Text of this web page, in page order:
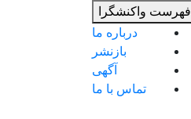
فهرست واکنشگرا
درباره ما
بازنشر
آگهی
تماس با ما